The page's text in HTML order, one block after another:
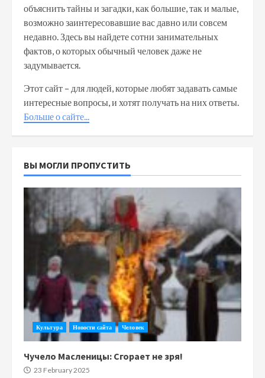
объяснить тайны и загадки, как большие, так и малые,
возможно заинтересовавшие вас давно или совсем
недавно. Здесь вы найдете сотни занимательных
фактов, о которых обычный человек даже не
задумывается.
Этот сайт – для людей, которые любят задавать самые
интересные вопросы, и хотят получать на них ответы.
Больше о сайте...
ВЫ МОГЛИ ПРОПУСТИТЬ
Культура Новости сайта Человек
Чучело Масленицы: Сгорает не зря!
23 February 2025